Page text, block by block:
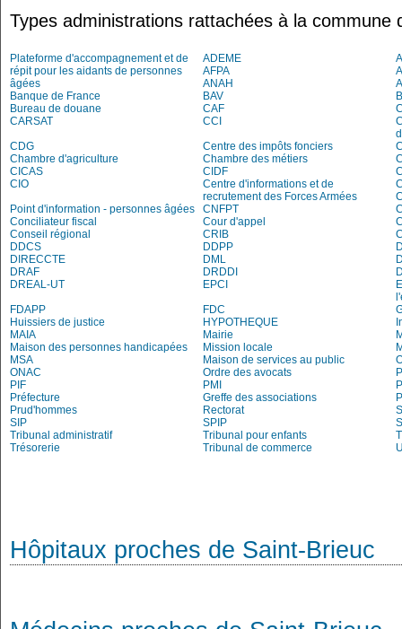
Types administrations rattachées à la commune
Plateforme d'accompagnement et de
répit pour les aidants de personnes
âgées
ADEME
AFPA
ANAH
Banque de France
BAV
Bureau de douane
CAF
CARSAT
CCI
CDG
Centre des impôts fonciers
Chambre d'agriculture
Chambre des métiers
CICAS
CIDF
CIO
Centre d'informations et de
recrutement des Forces Armées
Point d'information - personnes âgées
CNFPT
Conciliateur fiscal
Cour d'appel
Conseil régional
CRIB
DDCS
DDPP
DIRECCTE
DML
DRAF
DRDDI
DREAL-UT
EPCI
FDAPP
FDC
Huissiers de justice
HYPOTHEQUE
MAIA
Mairie
Maison des personnes handicapées
Mission locale
MSA
Maison de services au public
ONAC
Ordre des avocats
PIF
PMI
Préfecture
Greffe des associations
Prud'hommes
Rectorat
SIP
SPIP
Tribunal administratif
Tribunal pour enfants
Trésorerie
Tribunal de commerce
Hôpitaux proches de Saint-Brieuc